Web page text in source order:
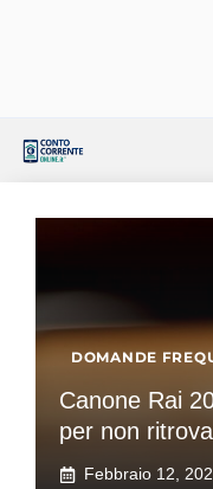
DOMANDE
Canone Rai
per non
Febbraio 12,